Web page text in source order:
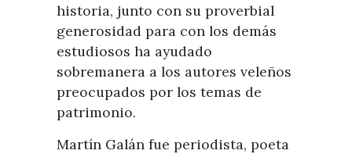
historia, junto con su proverbial
generosidad para con los demás
estudiosos ha ayudado
sobremanera a los autores veleños
preocupados por los temas de
patrimonio.
Martín Galán fue periodista, poeta